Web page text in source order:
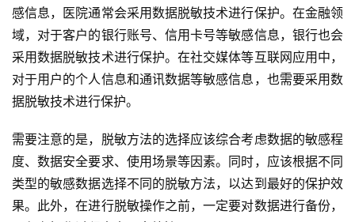
感信息，医院通常会采用数据脱敏技术进行保护。在金融领
域，对于客户的银行账号、信用卡号等敏感信息，银行也会
采用数据脱敏技术进行保护。在社交媒体等互联网应用中，
对于用户的个人信息和通讯数据等敏感信息，也需要采用数
据脱敏技术进行保护。
需要注意的是，脱敏方法的选择应该综合考虑数据的敏感程
度、数据安全要求、使用场景等因素。同时，应该根据不同
类型的敏感数据选择不同的脱敏方法，以达到最好的保护效
果。此外，在进行脱敏操作之前，一定要对数据进行备份，